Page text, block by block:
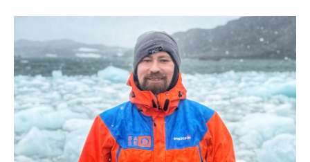
PUBLICACIONES
COLABORACIÓN
COMUNICACIONES
CONTACTO